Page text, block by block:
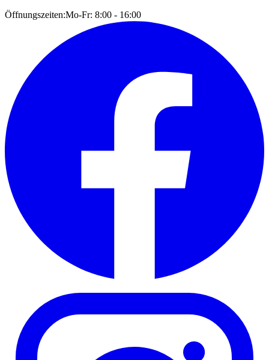
Öffnungszeiten:Mo-Fr: 8:00 - 16:00